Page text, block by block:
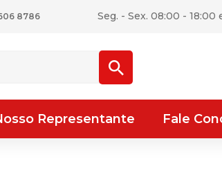
8786 Seg. - Sex. 08:00 - 18:00
Representante Fale